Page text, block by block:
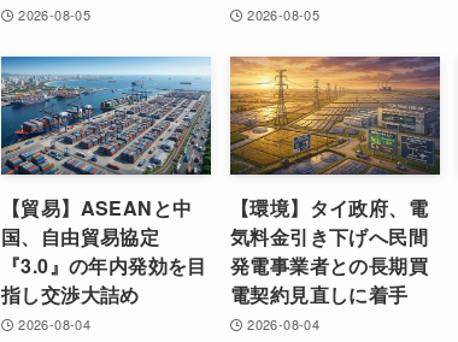
2026-08-05 2026-08-05
【貿易】ASEANと中
国、自由貿易協定
『3.0』の年内発効を目
指し交渉大詰め
2026-08-04
【環境】タイ政府、電
気料金引き下げへ民間
発電事業者との長期買
電契約見直しに着手
2026-08-04